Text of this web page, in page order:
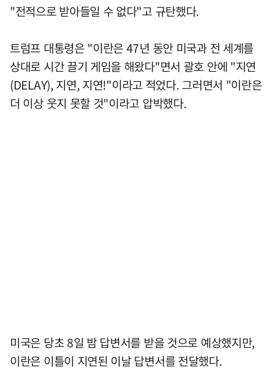
"전적으로 받아들일 수 없다"고 규탄했다.
트럼프 대통령은 "이란은 47년 동안 미국과 전 세계를
상대로 시간 끌기 게임을 해왔다"면서 괄호 안에 "지연
(DELAY), 지연, 지연!"이라고 적었다. 그러면서 "이란은
더 이상 웃지 못할 것"이라고 압박했다.
미국은 당초 8일 밤 답변서를 받을 것으로 예상했지만,
이란은 이틀이 지연된 이날 답변서를 전달했다.